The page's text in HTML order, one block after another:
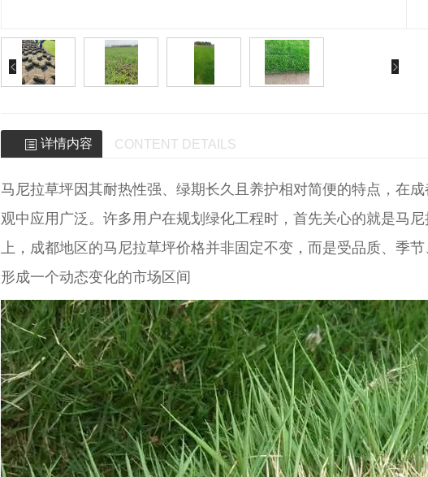
铺设马尼拉草坪一亩地需要多少钱？ 成都马尼拉草坪价格表 麦冬多少钱一
详情内容 CONTENT DETAILS
马尼拉草坪因其耐热性强、绿期长久且养护相对简便的特点，在
观中应用广泛。许多用户在规划绿化工程时，首先关心的就是马
上，成都地区的马尼拉草坪价格并非固定不变，而是受品质、季节
形成一个动态变化的市场区间